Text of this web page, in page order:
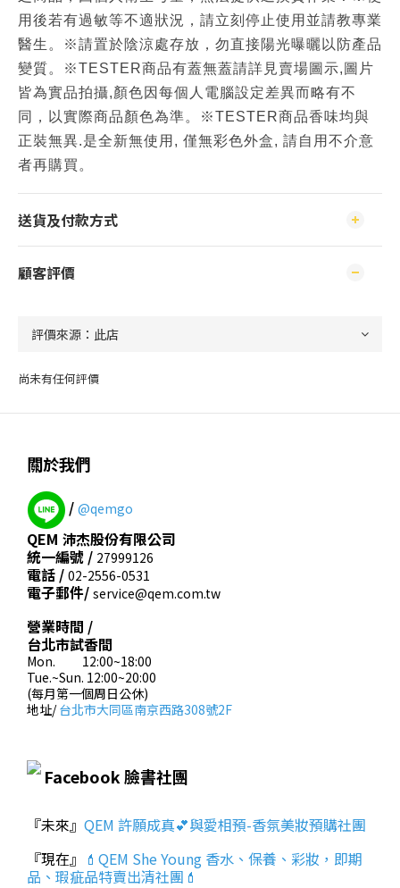
用後若有過敏等不適狀況，請立刻停止使用並請教專業
醫生。※請置於陰涼處存放，勿直接陽光曝曬以防產品
變質。※TESTER商品有蓋無蓋請詳見賣場圖示,圖片
皆為實品拍攝,顏色因每個人電腦設定差異而略有不
同，以實際商品顏色為準。※TESTER商品香味均與
正裝無異.是全新無使用, 僅無彩色外盒, 請自用不介意
者再購買。
送貨及付款方式
顧客評價
尚未有任何評價
關於我們
/ @qemgo
QEM 沛杰股份有限公司
統一編號 / 27999126
電話 / 02-2556-0531
電子郵件/ service@qem.com.tw
營業時間 /
台北市試香間
Mon. 12:00~18:00
Tue.~Sun. 12:00~20:00
(每月第一個周日公休)
地址/台北市大同區南京西路308號2F
Facebook 臉書社團
『未來』 QEM 許願成真💕與愛相預-香氛美妝預購社團
『現在』 💄QEM She Young 香水、保養、彩妝，即期
品、瑕疵品特賣出清社團💄